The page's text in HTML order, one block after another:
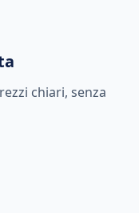
chiari, senza